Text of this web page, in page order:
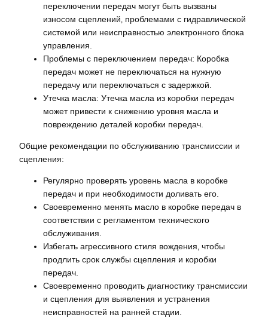
переключении передач могут быть вызваны
износом сцеплений‚ проблемами с гидравлической
системой или неисправностью электронного блока
управления.
Проблемы с переключением передач: Коробка
передач может не переключаться на нужную
передачу или переключаться с задержкой.
Утечка масла: Утечка масла из коробки передач
может привести к снижению уровня масла и
повреждению деталей коробки передач.
Общие рекомендации по обслуживанию трансмиссии и
сцепления:
Регулярно проверять уровень масла в коробке
передач и при необходимости доливать его.
Своевременно менять масло в коробке передач в
соответствии с регламентом технического
обслуживания.
Избегать агрессивного стиля вождения‚ чтобы
продлить срок службы сцепления и коробки
передач.
Своевременно проводить диагностику трансмиссии
и сцепления для выявления и устранения
неисправностей на ранней стадии.